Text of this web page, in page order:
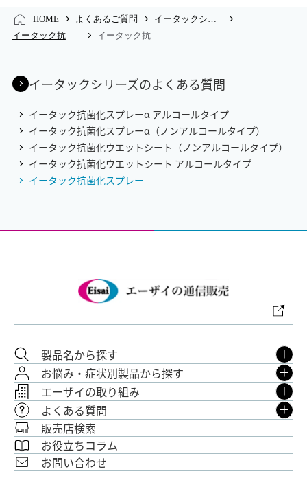
HOME よくあるご質問
イータック抗菌化スプレーのよくあるご質問
イータックシリーズのよくある質問
イータック抗菌化スプレーα アルコールタイプ
イータック抗菌化スプレーα（ノンアルコールタイプ）
イータック抗菌化ウエットシート（ノンアルコールタイプ）
イータック抗菌化ウエットシート アルコールタイプ
イータック抗菌化スプレー
製品名から探す
お悩み・症状別製品から探す
エーザイの取り組み
よくある質問
販売店検索
お役立ちコラム
お問い合わせ